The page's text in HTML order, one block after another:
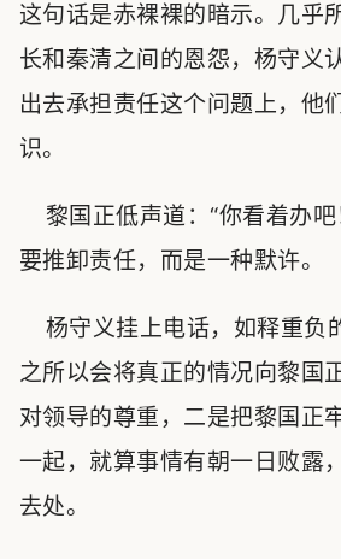
这句话是赤裸裸的暗示。几乎
长和秦清之间的恩怨，杨守义
出去承担责任这个问题上，他
识。
黎国正低声道：“你看着办吧
要推卸责任，而是一种默许。
杨守义挂上电话，如释重负
之所以会将真正的情况向黎国
对领导的尊重，二是把黎国正
一起，就算事情有朝一日败露
去处。